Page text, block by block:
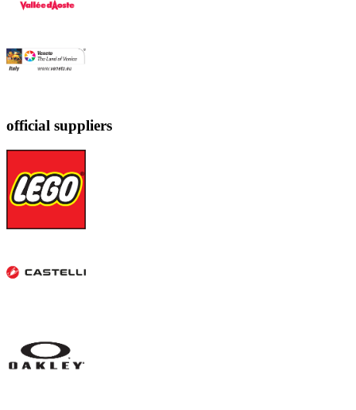
official suppliers